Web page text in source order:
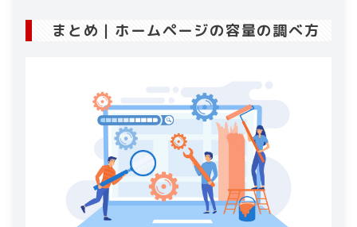
まとめ｜ホームページの容量の調べ方